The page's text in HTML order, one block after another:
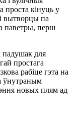
кінуць у
вытворцы па
паветры, перш
падушак для
простага
рабіце гэта на
ўнутраным
новых плям ад